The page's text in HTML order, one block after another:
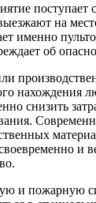
поступает
на
именно
об
нахождения
снизить
и
и пожарную